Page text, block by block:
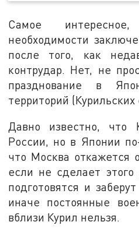
Самое
необходимости
после того, как
контрудар. Нет, не
празднование в
территорий (Курильских
Давно известно, что
России, но в Японии
что Москва откажется
если не сделает
подготовятся и
иначе постоянные
вблизи Курил нельзя.